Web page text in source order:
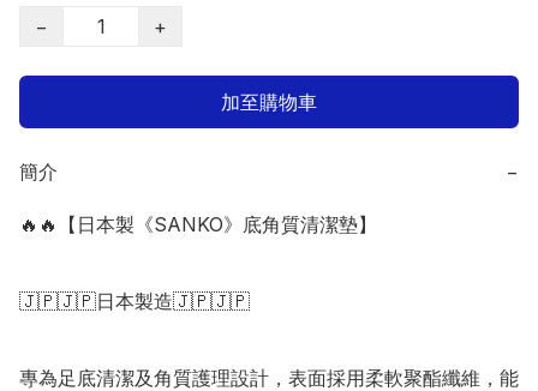
−
+
加至購物車
簡介 −
🔥🔥【日本製《SANKO》底角質清潔墊】
🇯🇵🇯🇵日本製造🇯🇵🇯🇵
專為足底清潔及角質護理設計，表面採用柔軟聚酯纖維，能